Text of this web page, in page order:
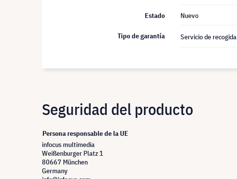
Estado Nuevo
Tipo de garantía Servicio de recogida
Seguridad del producto
Persona responsable de la UE
infocus multimedia
Weißenburger Platz 1
80667 München
Germany